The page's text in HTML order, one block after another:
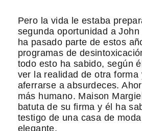
Pero la vida le estaba
segunda oportunidad a
ha pasado parte de estos
programas de
todo esto ha sabido, según
ver la realidad de otra forma
aferrarse a absurdeces.
más humano. Maison
batuta de su firma y él ha
testigo de una casa de
elegante.